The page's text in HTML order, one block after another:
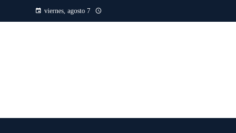
viernes, agosto 7